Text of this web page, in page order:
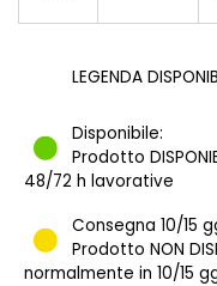
LEGENDA
Disponibile:
Prodotto
48/72 h lavorative
Consegna 10/15
Prodotto NON
normalmente in 10/15